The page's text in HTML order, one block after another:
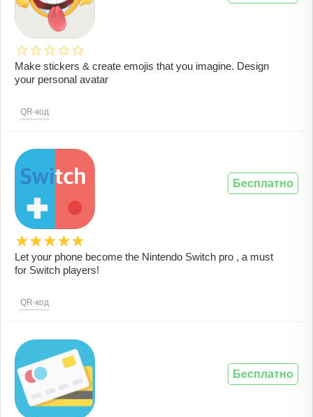
Make stickers & create emojis that you imagine. Design
your personal avatar
QR-код
Let your phone become the Nintendo Switch pro , a must
for Switch players!
QR-код
Бесплатно
Бесплатно